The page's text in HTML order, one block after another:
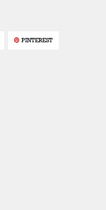
PINTEREST